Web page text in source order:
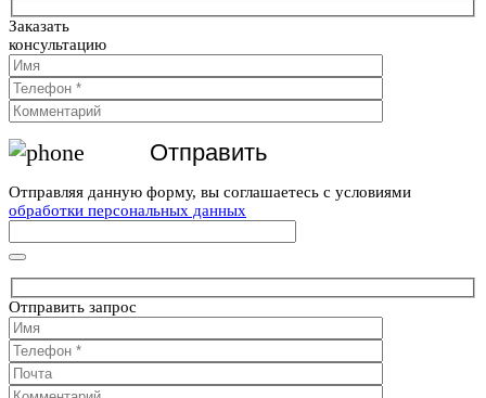
Заказать
консультацию
Отправляя данную форму, вы соглашаетесь с условиями
обработки персональных данных
Отправить запрос